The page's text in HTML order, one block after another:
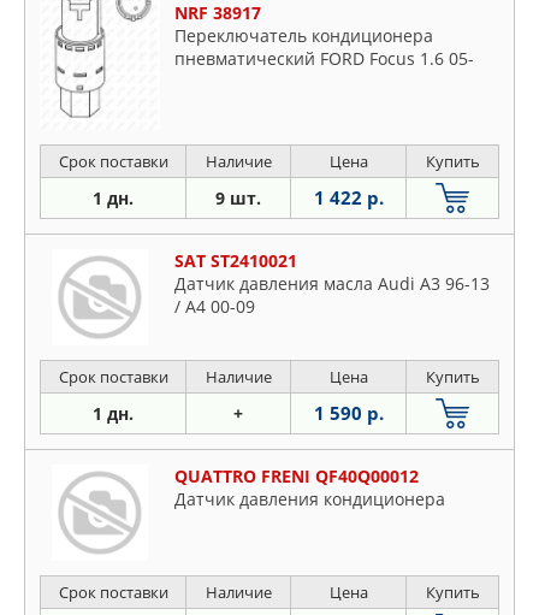
NRF 38917
Переключатель кондиционера
пневматический FORD Focus 1.6 05-
Срок поставки Наличие Цена Купить
1 дн. 9 шт. 1 422 р.
SAT ST2410021
Датчик давления масла Audi A3 96-13
/ A4 00-09
Срок поставки Наличие Цена Купить
1 дн. + 1 590 р.
QUATTRO FRENI QF40Q00012
Датчик давления кондиционера
Срок поставки Наличие Цена Купить